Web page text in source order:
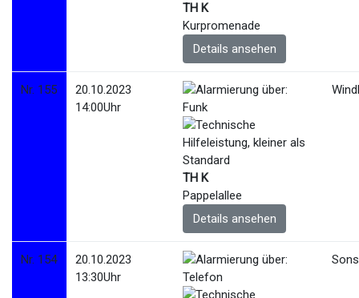
TH K
Kurpromenade
Details ansehen
Nr. 155
20.10.2023
14:00Uhr
TH K
Pappelallee
Details ansehen
Nr. 154
20.10.2023
13:30Uhr